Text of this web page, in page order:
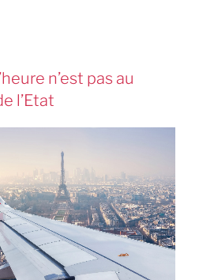
n’est pas au
l’Etat